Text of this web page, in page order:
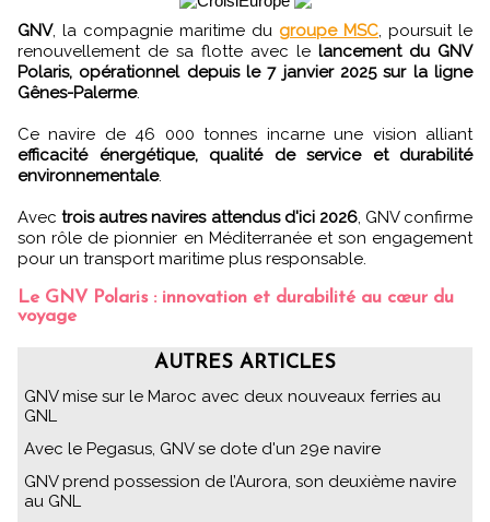
GNV, la compagnie maritime du groupe MSC, poursuit le
renouvellement de sa flotte avec le lancement du GNV
Polaris, opérationnel depuis le 7 janvier 2025 sur la ligne
Gênes-Palerme.
Ce navire de 46 000 tonnes incarne une vision alliant
efficacité énergétique, qualité de service et durabilité
environnementale.
Avectrois autres navires attendus d'ici 2026, GNV confirme
son rôle de pionnier en Méditerranée et son engagement
pour un transport maritime plus responsable.
Le GNV Polaris : innovation et durabilité au cœur du
voyage
AUTRES ARTICLES
GNV mise sur le Maroc avec deux nouveaux ferries au
GNL
Avec le Pegasus, GNV se dote d'un 29e navire
GNV prend possession de l’Aurora, son deuxième navire
au GNL